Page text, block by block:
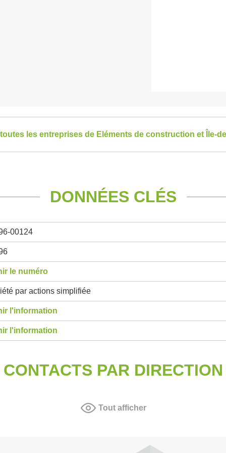
les entreprises de Eléments de construction et Île-
DONNÉES CLÉS
00124
le numéro
par actions simplifiée
l'information
l'information
CONTACTS PAR DIRECTION
Tout afficher